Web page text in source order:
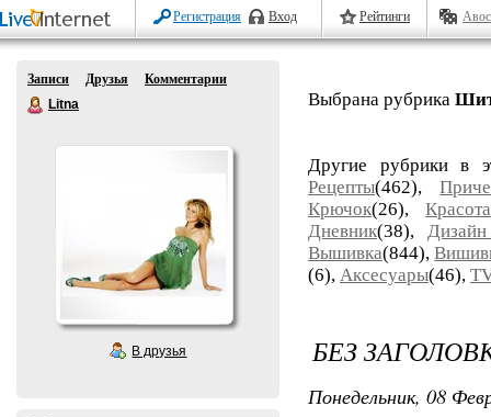
Регистрация Вход Рейтинги
Записи Друзья
Комментарии
Litna
В друзья
Выбрана рубрика
Другие рубрики в
Рецепты(462),
Крючок(26),Красота
Дневник(38),
Вышивка(844),
(6), Аксесуары(46),
БЕЗ
Понедельник, 08